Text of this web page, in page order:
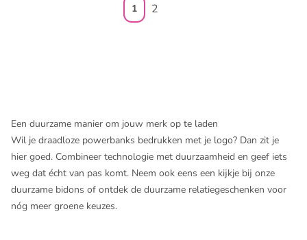
1 2
Een duurzame manier om jouw merk op te laden
Wil je draadloze powerbanks bedrukken met je logo? Dan zit je
hier goed. Combineer technologie met duurzaamheid en geef iets
weg dat écht van pas komt. Neem ook eens een kijkje bij onze
duurzame bidons of ontdek de duurzame relatiegeschenken voor
nóg meer groene keuzes.